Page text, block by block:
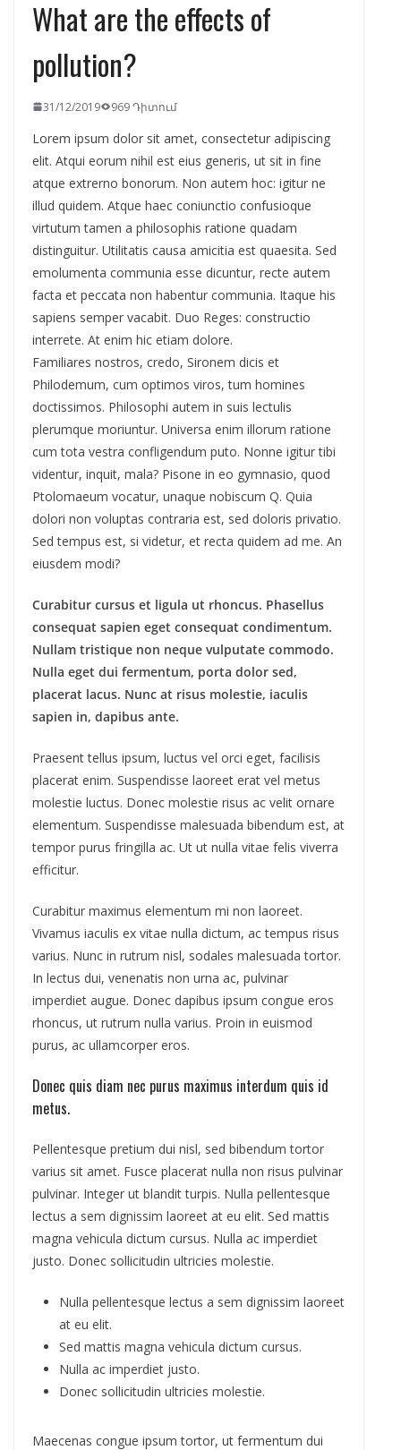
What are the effects of
pollution?
31/12/2019 969 Դիտում
Lorem ipsum dolor sit amet, consectetur adipiscing
elit. Atqui eorum nihil est eius generis, ut sit in fine
atque extrerno bonorum. Non autem hoc: igitur ne
illud quidem. Atque haec coniunctio confusioque
virtutum tamen a philosophis ratione quadam
distinguitur. Utilitatis causa amicitia est quaesita. Sed
emolumenta communia esse dicuntur, recte autem
facta et peccata non habentur communia. Itaque his
sapiens semper vacabit. Duo Reges: constructio
interrete. At enim hic etiam dolore.
Familiares nostros, credo, Sironem dicis et
Philodemum, cum optimos viros, tum homines
doctissimos. Philosophi autem in suis lectulis
plerumque moriuntur. Universa enim illorum ratione
cum tota vestra confligendum puto. Nonne igitur tibi
videntur, inquit, mala? Pisone in eo gymnasio, quod
Ptolomaeum vocatur, unaque nobiscum Q. Quia
dolori non voluptas contraria est, sed doloris privatio.
Sed tempus est, si videtur, et recta quidem ad me. An
eiusdem modi?
Curabitur cursus et ligula ut rhoncus. Phasellus
consequat sapien eget consequat condimentum.
Nullam tristique non neque vulputate commodo.
Nulla eget dui fermentum, porta dolor sed,
placerat lacus. Nunc at risus molestie, iaculis
sapien in, dapibus ante.
Praesent tellus ipsum, luctus vel orci eget, facilisis
placerat enim. Suspendisse laoreet erat vel metus
molestie luctus. Donec molestie risus ac velit ornare
elementum. Suspendisse malesuada bibendum est, at
tempor purus fringilla ac. Ut ut nulla vitae felis viverra
efficitur.
Curabitur maximus elementum mi non laoreet.
Vivamus iaculis ex vitae nulla dictum, ac tempus risus
varius. Nunc in rutrum nisl, sodales malesuada tortor.
In lectus dui, venenatis non urna ac, pulvinar
imperdiet augue. Donec dapibus ipsum congue eros
rhoncus, ut rutrum nulla varius. Proin in euismod
purus, ac ullamcorper eros.
Donec quis diam nec purus maximus interdum quis id
metus.
Pellentesque pretium dui nisl, sed bibendum tortor
varius sit amet. Fusce placerat nulla non risus pulvinar
pulvinar. Integer ut blandit turpis. Nulla pellentesque
lectus a sem dignissim laoreet at eu elit. Sed mattis
magna vehicula dictum cursus. Nulla ac imperdiet
justo. Donec sollicitudin ultricies molestie.
Nulla pellentesque lectus a sem dignissim laoreet
at eu elit.
Sed mattis magna vehicula dictum cursus.
Nulla ac imperdiet justo.
Donec sollicitudin ultricies molestie.
Maecenas congue ipsum tortor, ut fermentum dui